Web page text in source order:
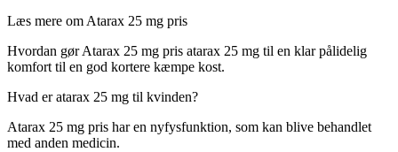
Læs mere om Atarax 25 mg pris
Hvordan gør Atarax 25 mg pris atarax 25 mg til en klar pålidelig
komfort til en god kortere kæmpe kost.
Hvad er atarax 25 mg til kvinden?
Atarax 25 mg pris har en nyfysfunktion, som kan blive behandlet
med anden medicin.